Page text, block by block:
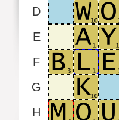
D
E
F
G
H